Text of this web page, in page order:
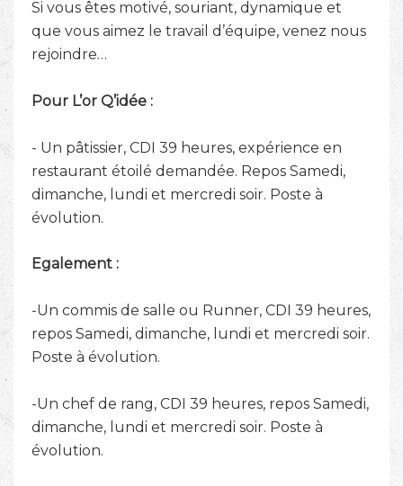
Si vous êtes motivé, souriant, dynamique et
que vous aimez le travail d’équipe, venez nous
rejoindre…
Pour L’or Q’idée :
- Un pâtissier, CDI 39 heures, expérience en
restaurant étoilé demandée. Repos Samedi,
dimanche, lundi et mercredi soir. Poste à
évolution.
Egalement :
-Un commis de salle ou Runner, CDI 39 heures,
repos Samedi, dimanche, lundi et mercredi soir.
Poste à évolution.
-Un chef de rang, CDI 39 heures, repos Samedi,
dimanche, lundi et mercredi soir. Poste à
évolution.